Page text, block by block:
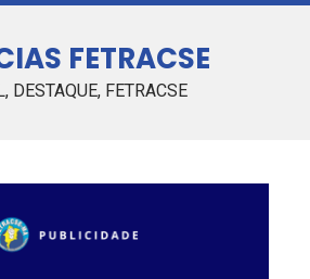
FETRACSE
, DESTAQUE, FETRACSE